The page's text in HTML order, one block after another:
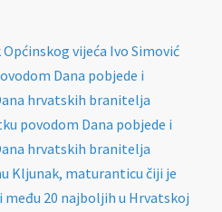
vijeća Ivo Simović
Dana pobjede i
hrvatskih branitelja
povodom Dana pobjede i
hrvatskih branitelja
Kljunak, maturanticu čiji je
20 najboljih u Hrvatskoj